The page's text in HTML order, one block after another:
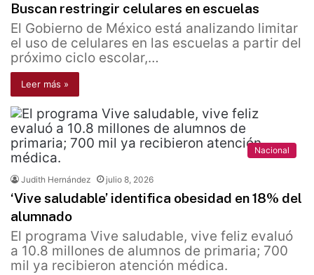
Buscan restringir celulares en escuelas
El Gobierno de México está analizando limitar
el uso de celulares en las escuelas a partir del
próximo ciclo escolar,…
Leer más »
Nacional
Judith Hernández julio 8, 2026
‘Vive saludable’ identifica obesidad en 18% del
alumnado
El programa Vive saludable, vive feliz evaluó
a 10.8 millones de alumnos de primaria; 700
mil ya recibieron atención médica.